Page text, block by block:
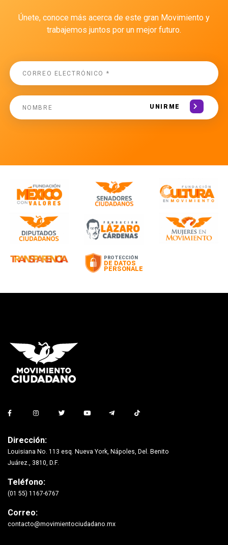
Únete, conoce más acerca de este gran Movimiento y
trabajemos juntos por un mejor futuro.
UNIRME
Dirección:
Louisiana No. 113 esq. Nueva York, Nápoles, Del. Benito
Juárez., 3810, D.F.
Teléfono:
(01 55) 1167-6767
Correo:
contacto@movimientociudadano.mx